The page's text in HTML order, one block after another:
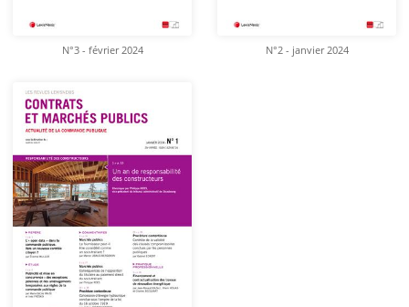
N°3 - février 2024 N°2 - janvier 2024